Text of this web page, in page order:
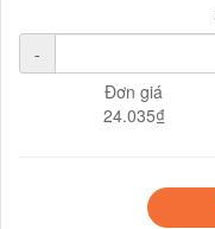
-
Đơn giá
24.035₫